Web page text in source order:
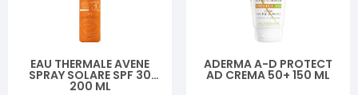
EAU THERMALE AVENE
SPRAY SOLARE SPF 30
200 ML
ADERMA A-D PROTECT
AD CREMA 50+ 150 ML